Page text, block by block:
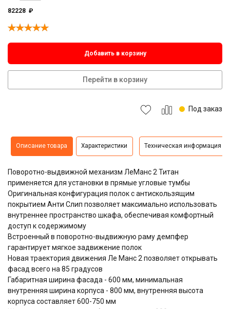
82228 ₽
Добавить в корзину
Перейти в корзину
Под заказ
Описание товара Характеристики Техническая информация
Поворотно-выдвижной механизм ЛеМанс 2 Титан
применяется для установки в прямые угловые тумбы
Оригинальная конфигурация полок с антискользящим
покрытием Анти Слип позволяет максимально использовать
внутреннее пространство шкафа, обеспечивая комфортный
доступ к содержимому
Встроенный в поворотно-выдвижную раму демпфер
гарантирует мягкое задвижение полок
Новая траектория движения Ле Манс 2 позволяет открывать
фасад всего на 85 градусов
Габаритная ширина фасада - 600 мм, минимальная
внутренняя ширина корпуса - 800 мм, внутренняя высота
корпуса составляет 600-750 мм